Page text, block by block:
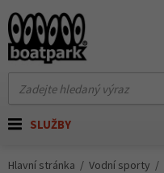
SLUŽBY
Hlavní stránka Vodní sporty